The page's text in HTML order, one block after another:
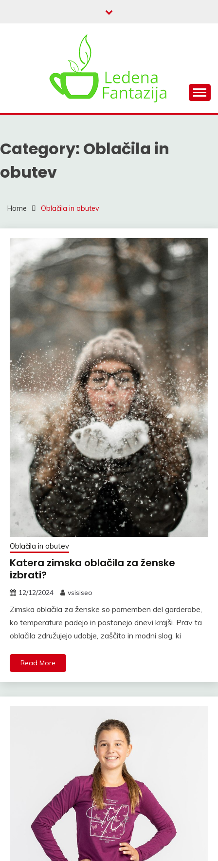
LEDENA FANTAZIJA
Category: Oblačila in
obutev
Home Oblačila in obutev
Oblačila in obutev
Katera zimska oblačila za ženske
izbrati?
12/12/2024 vsisiseo
Zimska oblačila za ženske so pomemben del garderobe,
ko temperature padejo in postanejo dnevi krajši. Prav ta
oblačila združujejo udobje, zaščito in modni slog, ki
Read More